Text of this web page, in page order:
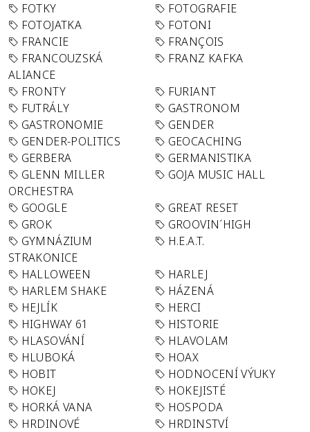
FOTKY
FOTOGRAFIE
FOTOJATKA
FOTONI
FRANCIE
FRANÇOIS
FRANCOUZSKÁ
ALIANCE
FRANZ KAFKA
FRONTY
FURIANT
FUTRÁLY
GASTRONOM
GASTRONOMIE
GENDER
GENDER-POLITICS
GEOCACHING
GERBERA
GERMANISTIKA
GLENN MILLER
ORCHESTRA
GOJA MUSIC HALL
GOOGLE
GREAT RESET
GROK
GROOVIN´HIGH
GYMNÁZIUM
STRAKONICE
H.E.A.T.
HALLOWEEN
HARLEJ
HARLEM SHAKE
HÁZENÁ
HEJLÍK
HERCI
HIGHWAY 61
HISTORIE
HLASOVÁNÍ
HLAVOLAM
HLUBOKÁ
HOAX
HOBIT
HODNOCENÍ VÝUKY
HOKEJ
HOKEJISTÉ
HORKÁ VANA
HOSPODA
HRDINOVÉ
HRDINSTVÍ